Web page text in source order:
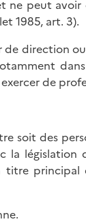
ne peut
1985, art. 3).
de direction
de
soit des
la
principal